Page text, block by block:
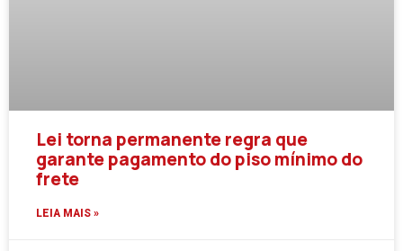
Lei torna permanente regra que
garante pagamento do piso mínimo do
frete
LEIA MAIS »